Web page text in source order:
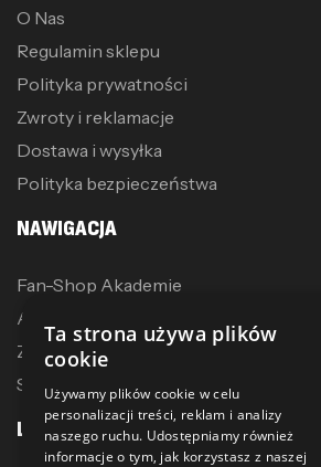
O Nas
Regulamin sklepu
Polityka prywatności
Zwroty i reklamacje
Dostawa i wysyłka
Polityka bezpieczeństwa
NAWIGACJA
Fan-Shop Akademie
Akcesoria treningowe
Zostań dystrybutorem
Sublimacja
LINKI
Ta strona używa plików
cookie
Używamy plików cookie w celu
personalizacji treści, reklam i analizy
naszego ruchu. Udostępniamy również
informacje o tym, jak korzystasz z naszej